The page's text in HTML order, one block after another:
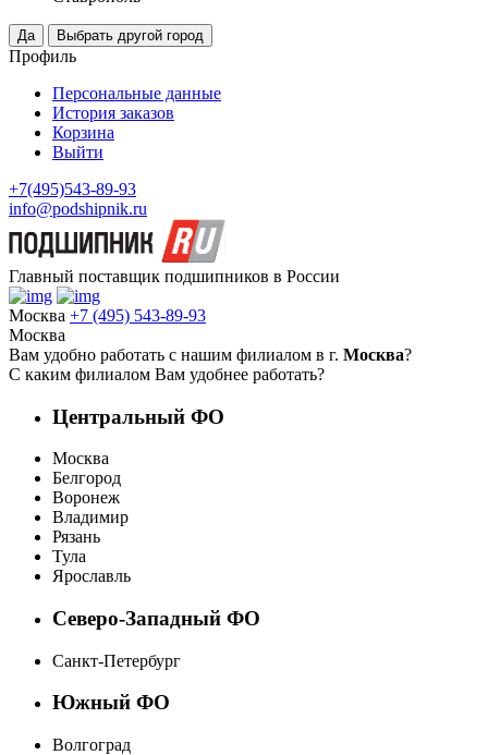
Профиль
Персональные данные
История заказов
Корзина
Выйти
+7(495)543-89-93
info@podshipnik.ru
Главный поставщик подшипников в России
Москва +7 (495) 543-89-93
Москва
Вам удобно работать с нашим филиалом в г. Москва?
С каким филиалом Вам удобнее работать?
Центральный ФО
Москва
Белгород
Воронеж
Владимир
Рязань
Тула
Ярославль
Северо-Западный ФО
Санкт-Петербург
Южный ФО
Волгоград